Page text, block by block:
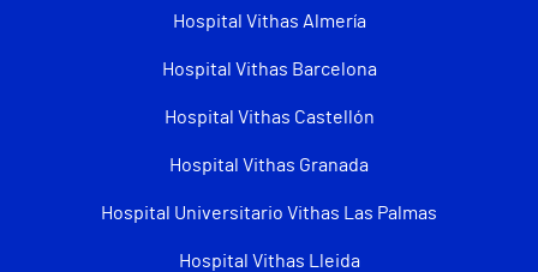
Hospital Vithas Almería
Hospital Vithas Barcelona
Hospital Vithas Castellón
Hospital Vithas Granada
Hospital Universitario Vithas Las Palmas
Hospital Vithas Lleida